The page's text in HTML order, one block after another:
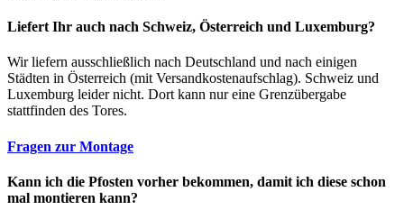
Liefert Ihr auch nach Schweiz, Österreich und Luxemburg?
Wir liefern ausschließlich nach Deutschland und nach einigen
Städten in Österreich (mit Versandkostenaufschlag). Schweiz und
Luxemburg leider nicht. Dort kann nur eine Grenzübergabe
stattfinden des Tores.
Fragen zur Montage
Kann ich die Pfosten vorher bekommen, damit ich diese schon
mal montieren kann?